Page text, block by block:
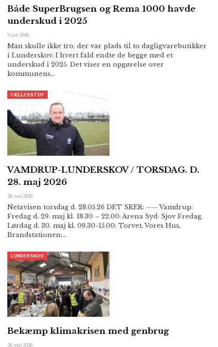
Både SuperBrugsen og Rema 1000 havde
underskud i 2025
9. jun 2026
Man skulle ikke tro, der var plads til to dagligvarebutikker
i Lunderskov. I hvert fald endte de begge med et
underskud i 2025. Det viser en opgørelse over
kommunens…
FÆLLESSTOF
VAMDRUP-LUNDERSKOV / TORSDAG. D.
28. maj 2026
28. maj 2026
Netavisen torsdag d. 28.05.26 DET SKER: ---- Vamdrup:
Fredag d. 29. maj kl. 18.30 – 22.00: Arena Syd: Sjov Fredag.
Lørdag d. 30. maj kl. 09.30-15.00: Torvet, Vores Hus,
Brandstationen:…
LUNDERSKOV
Bekæmp klimakrisen med genbrug
26. maj 2026